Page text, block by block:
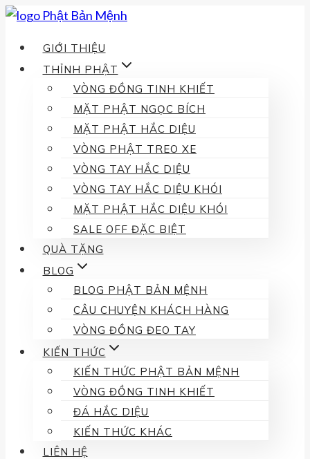
Skip
contentGIỚI THIỆU
THỈNH PHẬT
VÒNG ĐỒNG TINH KHIẾT
MẶT PHẬT NGỌC BÍCH
MẶT PHẬT HẮC DIỆU
VÒNG PHẬT TREO XE
VÒNG TAY HẮC DIỆU
VÒNG TAY HẮC DIỆU KHÓI
MẶT PHẬT HẮC DIỆU KHÓI
SALE OFF ĐẶC BIỆT
QUÀ TẶNG
BLOG
BLOG PHẬT BẢN MỆNH
CÂU CHUYỆN KHÁCH HÀNG
VÒNG ĐỒNG ĐEO TAY
KIẾN THỨC
KIẾN THỨC PHẬT BẢN MỆNH
VÒNG ĐỒNG TINH KHIẾT
ĐÁ HẮC DIỆU
KIẾN THỨC KHÁC
LIÊN HỆ